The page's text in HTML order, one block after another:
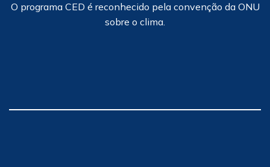
O programa CED é reconhecido pela convenção da ONU
sobre o clima.